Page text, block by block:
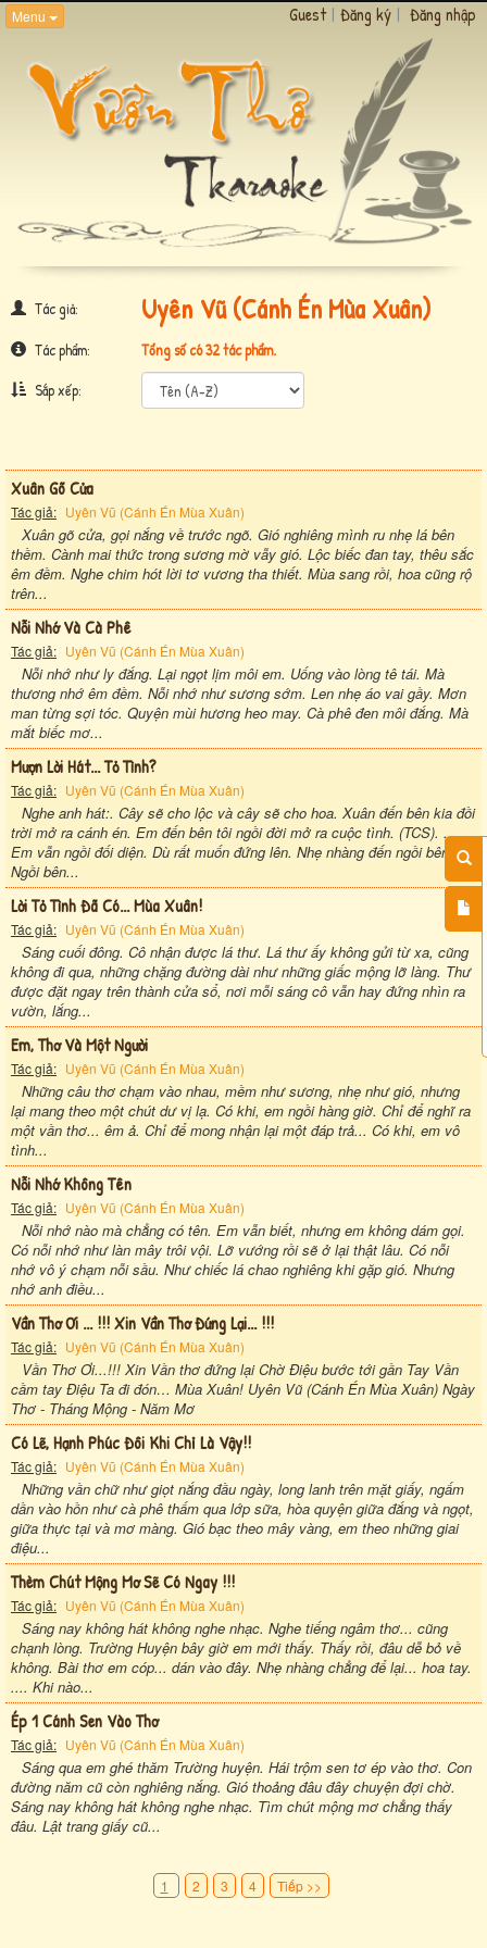
Menu Guest | Đăng ký | Đăng nhập
Tác giả: Uyên Vũ (Cánh Én Mùa Xuân)
Tác phẩm:
Tổng số có 32 tác phẩm.
Sắp xếp:
Xuân Gõ Cửa
Tác giả: Uyên Vũ (Cánh Én Mùa Xuân)
Xuân gõ cửa, gọi nắng về trước ngõ. Gió nghiêng mình ru nhẹ lá bên
thềm. Cành mai thức trong sương mờ vẫy gió. Lộc biếc đan tay, thêu sắc
êm đềm. Nghe chim hót lời tơ vương tha thiết. Mùa sang rồi, hoa cũng rộ
trên...
Nỗi Nhớ Và Cà Phê
Tác giả: Uyên Vũ (Cánh Én Mùa Xuân)
Nỗi nhớ như ly đắng. Lại ngọt lịm môi em. Uống vào lòng tê tái. Mà
thương nhớ êm đềm. Nỗi nhớ như sương sớm. Len nhẹ áo vai gầy. Mơn
man từng sợi tóc. Quyện mùi hương heo may. Cà phê đen môi đắng. Mà
mắt biếc mơ...
Mượn Lời Hát... Tỏ Tình?
Tác giả: Uyên Vũ (Cánh Én Mùa Xuân)
Nghe anh hát:. Cây sẽ cho lộc và cây sẽ cho hoa. Xuân đến bên kia đồi
trời mở ra cánh én. Em đến bên tôi ngồi đời mở ra cuộc tình. (TCS). ....
Em vẫn ngồi đối diện. Dù rất muốn đứng lên. Nhẹ nhàng đến ngồi bên.
Ngồi bên...
Lời Tỏ Tình Đã Có... Mùa Xuân!
Tác giả: Uyên Vũ (Cánh Én Mùa Xuân)
Sáng cuối đông. Cô nhận được lá thư. Lá thư ấy không gửi từ xa, cũng
không đi qua, những chặng đường dài như những giấc mộng lỡ làng. Thư
được đặt ngay trên thành cửa sổ, nơi mỗi sáng cô vẫn hay đứng nhìn ra
vườn, lắng...
Em, Thơ Và Một Người
Tác giả: Uyên Vũ (Cánh Én Mùa Xuân)
Những câu thơ chạm vào nhau, mềm như sương, nhẹ như gió, nhưng
lại mang theo một chút dư vị lạ. Có khi, em ngồi hàng giờ. Chỉ để nghĩ ra
một vần thơ... êm ả. Chỉ để mong nhận lại một đáp trả... Có khi, em vô
tình...
Nỗi Nhớ Không Tên
Tác giả: Uyên Vũ (Cánh Én Mùa Xuân)
Nỗi nhớ nào mà chẳng có tên. Em vẫn biết, nhưng em không dám gọi.
Có nỗi nhớ như làn mây trôi vội. Lỡ vướng rồi sẽ ở lại thật lâu. Có nỗi
nhớ vô ý chạm nỗi sầu. Như chiếc lá chao nghiêng khi gặp gió. Nhưng
nhớ anh điều...
Vần Thơ Ơi ... !!! Xin Vần Thơ Đứng Lại... !!!
Tác giả: Uyên Vũ (Cánh Én Mùa Xuân)
Vần Thơ Ơi...!!! Xin Vần thơ đứng lại Chờ Điệu bước tới gần Tay Vần
cầm tay Điệu Ta đi đón… Mùa Xuân! Uyên Vũ (Cánh Én Mùa Xuân) Ngày
Thơ - Tháng Mộng - Năm Mơ
Có Lẽ, Hạnh Phúc Đôi Khi Chỉ Là Vậy!!
Tác giả: Uyên Vũ (Cánh Én Mùa Xuân)
Những vần chữ như giọt nắng đầu ngày, long lanh trên mặt giấy, ngấm
dần vào hồn như cà phê thấm qua lớp sữa, hòa quyện giữa đắng và ngọt,
giữa thực tại và mơ màng. Gió bạc theo mây vàng, em theo những giai
điệu...
Thèm Chút Mộng Mơ Sẽ Có Ngay !!!
Tác giả: Uyên Vũ (Cánh Én Mùa Xuân)
Sáng nay không hát không nghe nhạc. Nghe tiếng ngâm thơ... cũng
chạnh lòng. Trường Huyện bây giờ em mới thấy. Thấy rồi, đâu dễ bỏ về
không. Bài thơ em cóp... dán vào đây. Nhẹ nhàng chẳng để lại... hoa tay.
.... Khi nào...
Ép 1 Cánh Sen Vào Thơ
Tác giả: Uyên Vũ (Cánh Én Mùa Xuân)
Sáng qua em ghé thăm Trường huyện. Hái trộm sen tơ ép vào thơ. Con
đường năm cũ còn nghiêng nắng. Gió thoảng đâu đây chuyện đợi chờ.
Sáng nay không hát không nghe nhạc. Tìm chút mộng mơ chẳng thấy
đâu. Lật trang giấy cũ...
1 2 3 4 Tiếp >>